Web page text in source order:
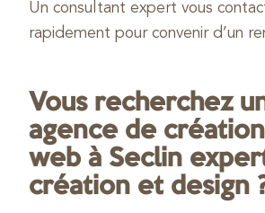
Un consultant expert vous
rapidement pour convenir d’un
Vous recherchez
agence de
web à Seclin
création et design